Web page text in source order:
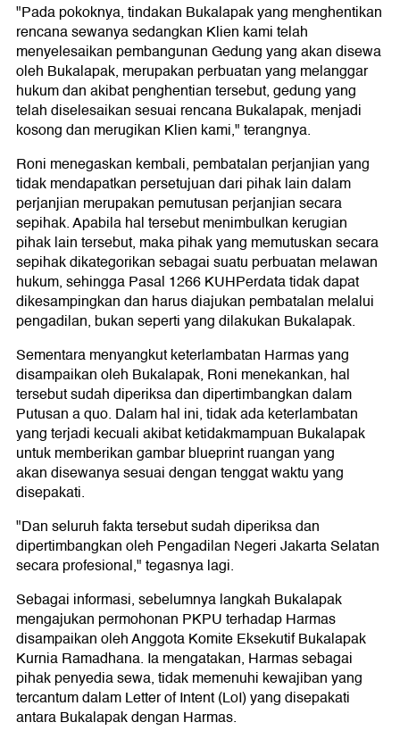
"Pada pokoknya, tindakan Bukalapak yang menghentikan
rencana sewanya sedangkan Klien kami telah
menyelesaikan pembangunan Gedung yang akan disewa
oleh Bukalapak, merupakan perbuatan yang melanggar
hukum dan akibat penghentian tersebut, gedung yang
telah diselesaikan sesuai rencana Bukalapak, menjadi
kosong dan merugikan Klien kami," terangnya.
Roni menegaskan kembali, pembatalan perjanjian yang
tidak mendapatkan persetujuan dari pihak lain dalam
perjanjian merupakan pemutusan perjanjian secara
sepihak. Apabila hal tersebut menimbulkan kerugian
pihak lain tersebut, maka pihak yang memutuskan secara
sepihak dikategorikan sebagai suatu perbuatan melawan
hukum, sehingga Pasal 1266 KUHPerdata tidak dapat
dikesampingkan dan harus diajukan pembatalan melalui
pengadilan, bukan seperti yang dilakukan Bukalapak.
Sementara menyangkut keterlambatan Harmas yang
disampaikan oleh Bukalapak, Roni menekankan, hal
tersebut sudah diperiksa dan dipertimbangkan dalam
Putusan a quo. Dalam hal ini, tidak ada keterlambatan
yang terjadi kecuali akibat ketidakmampuan Bukalapak
untuk memberikan gambar blueprint ruangan yang
akan disewanya sesuai dengan tenggat waktu yang
disepakati.
"Dan seluruh fakta tersebut sudah diperiksa dan
dipertimbangkan oleh Pengadilan Negeri Jakarta Selatan
secara profesional," tegasnya lagi.
Sebagai informasi, sebelumnya langkah Bukalapak
mengajukan permohonan PKPU terhadap Harmas
disampaikan oleh Anggota Komite Eksekutif Bukalapak
Kurnia Ramadhana. Ia mengatakan, Harmas sebagai
pihak penyedia sewa, tidak memenuhi kewajiban yang
tercantum dalam Letter of Intent (LoI) yang disepakati
antara Bukalapak dengan Harmas.